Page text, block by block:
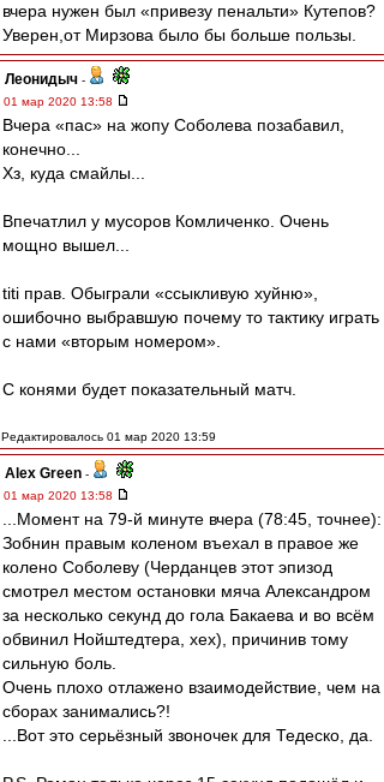
вчера нужен был «привезу пенальти» Кутепов?
Уверен,от Мирзова было бы больше пользы.
Леонидыч -
01 мар 2020 13:58
Вчера «пас» на жопу Соболева позабавил,
конечно...
Хз, куда смайлы...
Впечатлил у мусоров Комличенко. Очень
мощно вышел...
titi прав. Обыграли «ссыкливую хуйню»,
ошибочно выбравшую почему то тактику играть
с нами «вторым номером».
С конями будет показательный матч.
Редактировалось 01 мар 2020 13:59
Alex Green -
01 мар 2020 13:58
...Момент на 79-й минуте вчера (78:45, точнее):
Зобнин правым коленом въехал в правое же
колено Соболеву (Черданцев этот эпизод
смотрел местом остановки мяча Александром
за несколько секунд до гола Бакаева и во всём
обвинил Нойштедтера, хех), причинив тому
сильную боль.
Очень плохо отлажено взаимодействие, чем на
сборах занимались?!
...Вот это серьёзный звоночек для Тедеско, да.